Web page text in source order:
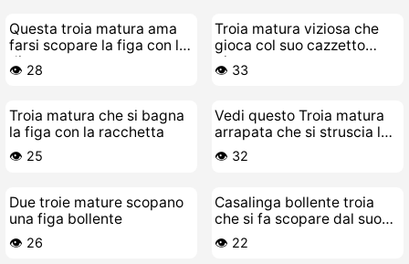
Questa troia matura ama
farsi scopare la figa con le
dita
👁️ 28
Troia matura viziosa che
gioca col suo cazzetto
giovane
👁️ 33
Troia matura che si bagna
la figa con la racchetta
👁️ 25
Vedi questo Troia matura
arrapata che si struscia la
figa sul divano
👁️ 32
Due troie mature scopano
una figa bollente
👁️ 26
Casalinga bollente troia
che si fa scopare dal suo
stallone giovane
👁️ 22